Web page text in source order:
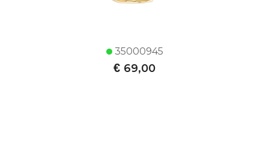
35000945
€ 69,00